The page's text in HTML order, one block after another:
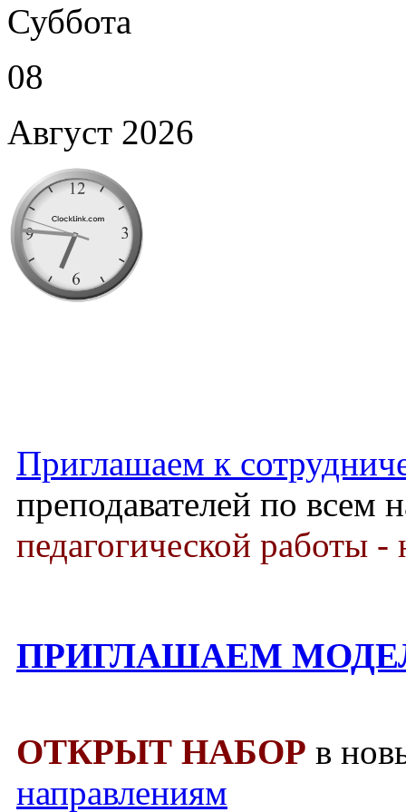
Суббота
08
Август 2026
Приглашаем к
преподавателей по всем
педагогической работы -
ПРИГЛАШАЕМ
ОТКРЫТ НАБОР в
направлениям